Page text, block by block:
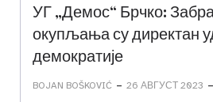
УГ „Демос“ Брчко:
окупљања су директан
демократије
BOJAN BOŠKOVIĆ - 26 АВГУСТ 2023 -